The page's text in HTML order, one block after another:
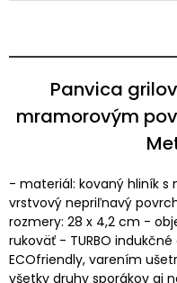
Panvica
mramorovým
- materiál: kovaný hliník
vrstvový nepriľnavý
rozmery: 28 x 4,2 cm -
rukoväť - TURBO
ECOfriendly, varením
všetky druhy sporákov aj